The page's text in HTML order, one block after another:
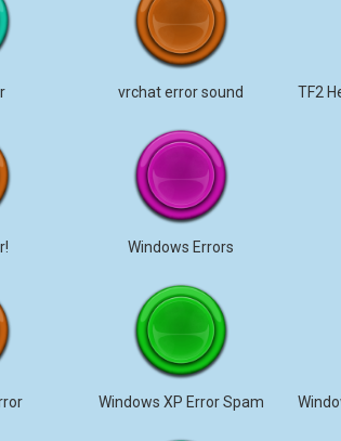
vrchat error sound
Windows Errors
Windows XP Error Spam